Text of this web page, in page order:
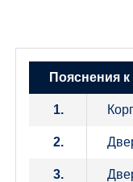
Пояснения
1.
2.
3.